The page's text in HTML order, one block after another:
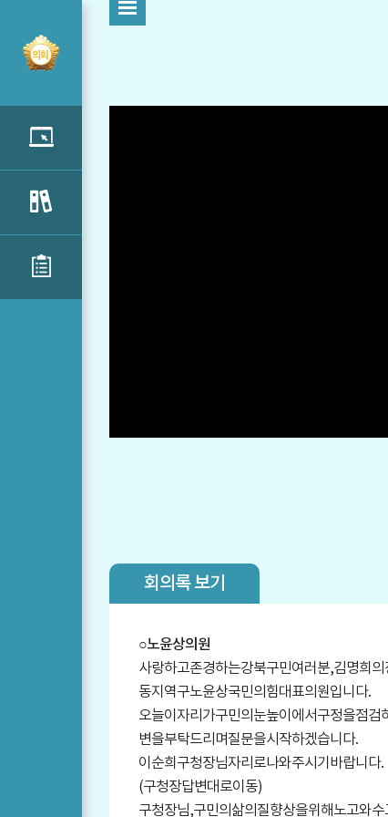
회의록 보기
○노윤상의원
사랑하고존경하는강북구민여러분,김명희
동지역구노윤상국민의힘대표의원입니다.
오늘이자리가구민의눈높이에서구정을점
변을부탁드리며질문을시작하겠습니다.
이순희구청장님자리로나와주시기바랍니다.
(구청장답변대로이동)
구청장님,구민의삶의질향상을위해노고와